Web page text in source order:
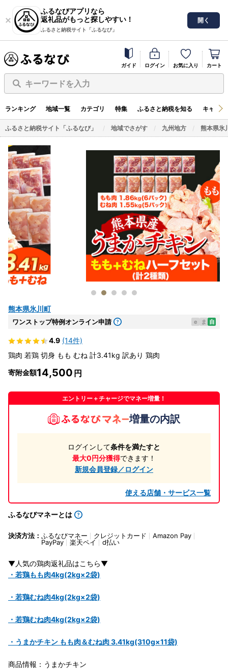
ふるなびアプリなら
返礼品がもっと探しやすい！
ふるさと納税サイト「ふるなび」
開く
ガイド ログイン お気に入り カート
キーワードを入力
ランキング 地域一覧 カテゴリ 特集 ふるさと納税を知る キャン
ふるさと納税サイト「ふるなび」 地域でさがす 九州地方 熊本県氷
熊本県氷川町
ワンストップ特例オンライン申請 e ま 自
4.9 (14件)
鶏肉 若鶏 切身 もも むね 計3.41kg 訳あり 鶏肉
寄附金額14,500
エントリー＋チャージでマネー増量！
増量の内訳
ログインして条件を満たすと
最大0円分獲得できます！
新規会員登録／ログイン
使える店舗・サービス一覧
ふるなびマネーとは
決済方法： ふるなびマネー クレジットカード
Amazon Pay
PayPay
楽天ペイ d払い
▼人気の鶏肉返礼品はこちら▼
・若鶏もも肉4kg(2kg×2袋)
・若鶏むね肉4kg(2kg×2袋)
・若鶏むね肉4kg(2kg×2袋)
・うまかチキン もも肉＆むね肉 3.41kg(310g×11袋)
商品情報：うまかチキン